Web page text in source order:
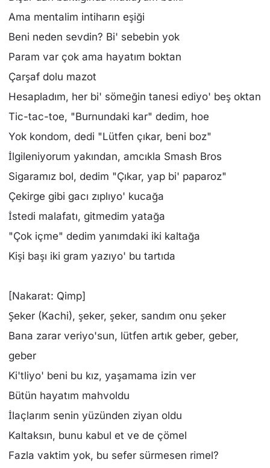
Ama mentalim intiharın eşiği
Beni neden sevdin? Bi' sebebin yok
Param var çok ama hayatım boktan
Çarşaf dolu mazot
Hesapladım, her bi' sömeğin tanesi ediyo' beş oktan
Tic-tac-toe, "Burnundaki kar" dedim, hoe
Yok kondom, dedi "Lütfen çıkar, beni boz"
İlgileniyorum yakından, amcıkla Smash Bros
Sigaramız bol, dedim "Çıkar, yap bi' paparoz"
Çekirge gibi gacı zıplıyo' kucağa
İstedi malafatı, gitmedim yatağa
"Çok içme" dedim yanımdaki iki kaltağa
Kişi başı iki gram yazıyo' bu tartıda
[Nakarat: Qimp]
Şeker (Kachi), şeker, şeker, sandım onu şeker
Bana zarar veriyo'sun, lütfen artık geber, geber,
geber
Ki'tliyo' beni bu kız, yaşamama izin ver
Bütün hayatım mahvoldu
İlaçlarım senin yüzünden ziyan oldu
Kaltaksın, bunu kabul et ve de çömel
Fazla vaktim yok, bu sefer sürmesen rimel?